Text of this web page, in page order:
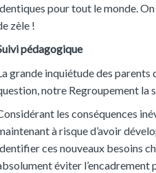
pour tout le monde.
zèle !
pédagogique
grande inquiétude des parents
notre Regroupement la
les conséquences
à risque d’avoir
ces nouveaux besoins
éviter l’encadrement